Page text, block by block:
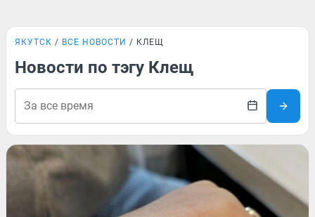
ЯКУТСК ВСЕ НОВОСТИ КЛЕЩ
Новости по тэгу Клещ